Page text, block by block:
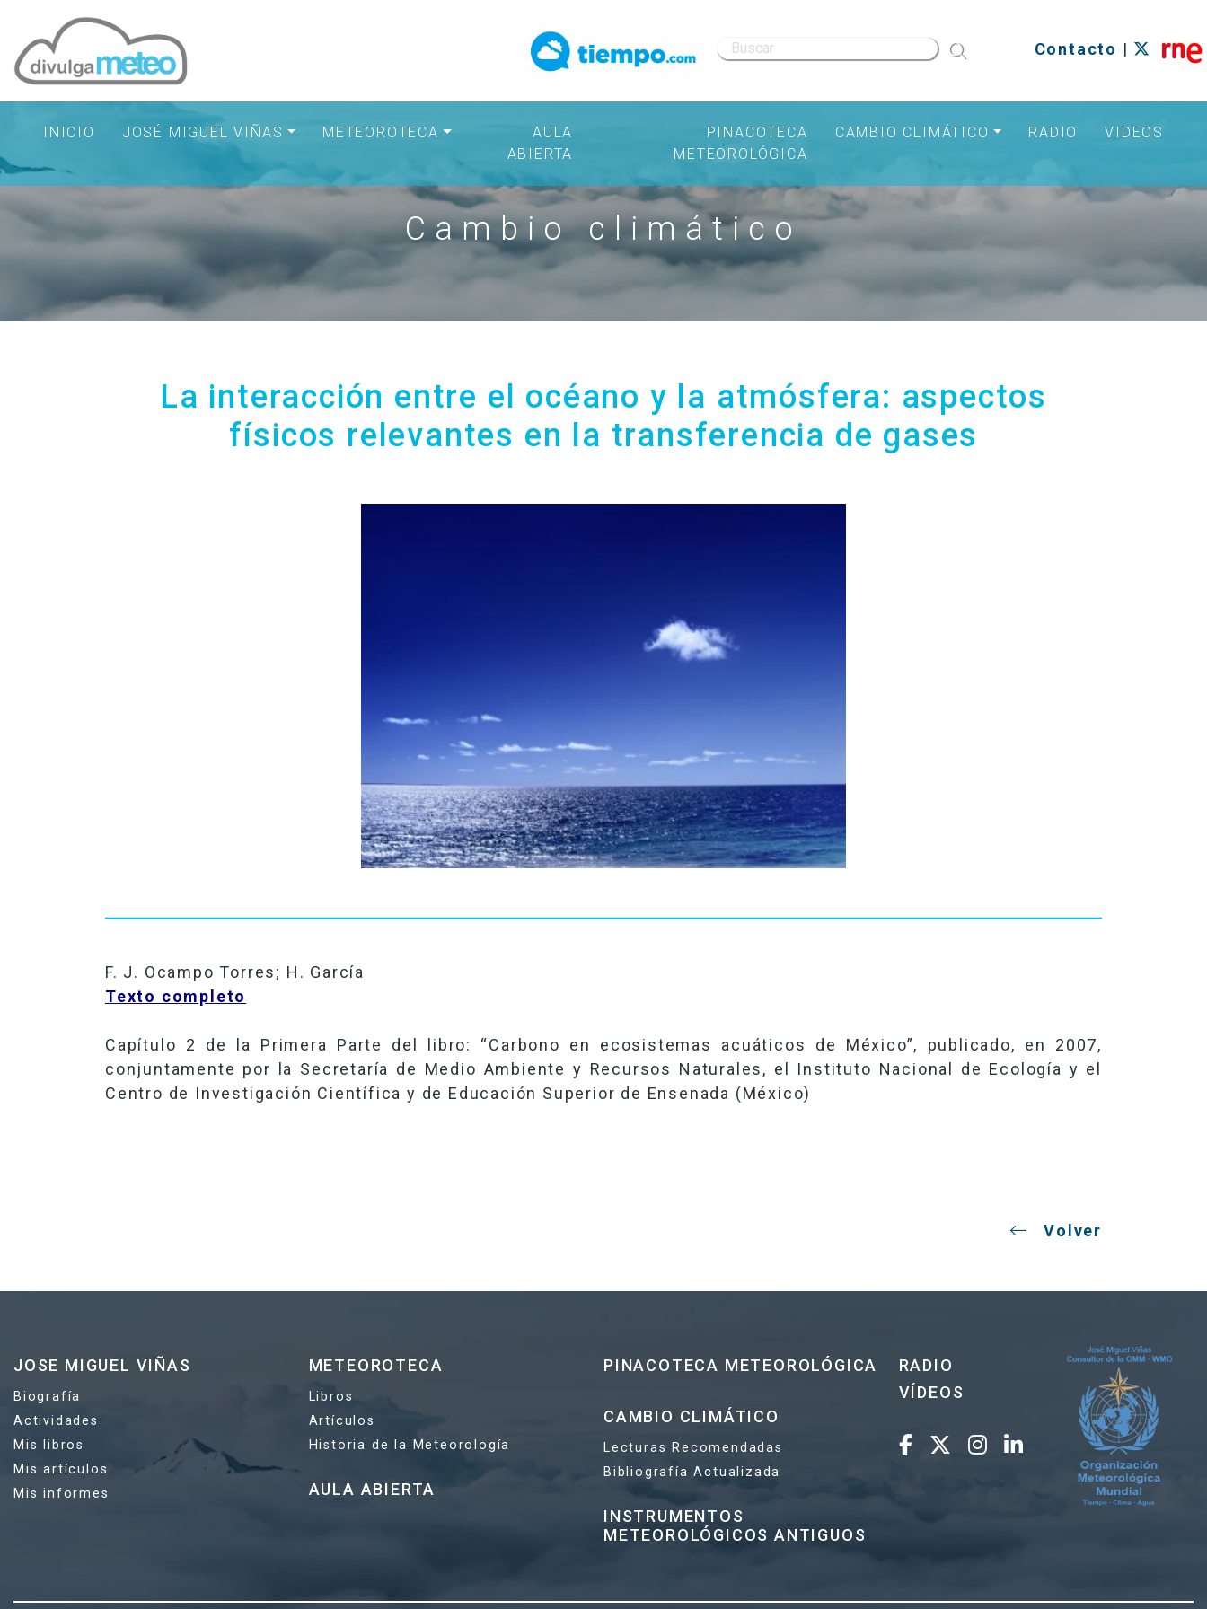
Contacto |
INICIO JOSÉ MIGUEL VIÑAS METEOROTECA
AULA
ABIERTA
PINACOTECA
METEOROLÓGICA
CAMBIO CLIMÁTICO RADIO VIDEOS
Cambio climático
La interacción entre el océano y la atmósfera: aspectos
físicos relevantes en la transferencia de gases
F. J. Ocampo Torres; H. García
Texto completo
Capítulo 2 de la Primera Parte
del libro: “Carbono en ecosistemas acuáticos de México”, publicado, en 2007,
conjuntamente por la Secretaría de Medio Ambiente y Recursos Naturales, el Instituto Nacional de Ecología y el
Centro de Investigación Científica y de Educación Superior de Ensenada (México)
Volver
JOSE MIGUEL VIÑAS
Biografía
Actividades
Mis libros
Mis artículos
Mis informes
METEOROTECA
Libros
Artículos
Historia de la Meteorología
AULA ABIERTA
PINACOTECA METEOROLÓGICA
CAMBIO CLIMÁTICO
Lecturas Recomendadas
Bibliografía Actualizada
INSTRUMENTOS
METEOROLÓGICOS ANTIGUOS
RADIO
VÍDEOS